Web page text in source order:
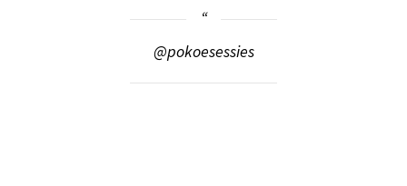
@pokoesessies